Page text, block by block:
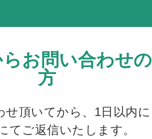
お問い合わせの
方
せ頂いてから、1日以内に
てご返信いたします。